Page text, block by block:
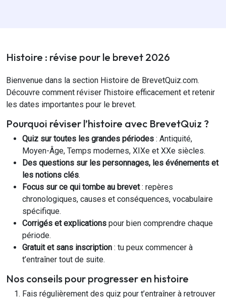
Histoire : révise pour le brevet 2026
Bienvenue dans la section Histoire de BrevetQuiz.com.
Découvre comment réviser l’histoire efficacement et retenir
les dates importantes pour le brevet.
Pourquoi réviser l’histoire avec BrevetQuiz ?
Quiz sur toutes les grandes périodes : Antiquité,
Moyen-Âge, Temps modernes, XIXe et XXe siècles.
Des questions sur les personnages, les événements et
les notions clés.
Focus sur ce qui tombe au brevet: repères
chronologiques, causes et conséquences, vocabulaire
spécifique.
Corrigés et explications pour bien comprendre chaque
période.
Gratuit et sans inscription : tu peux commencer à
t’entraîner tout de suite.
Nos conseils pour progresser en histoire
Fais régulièrement des quiz pour t’entraîner à retrouver